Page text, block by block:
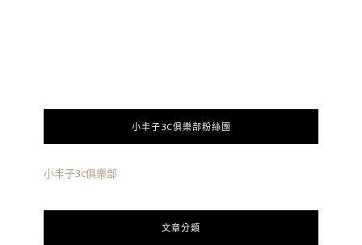
小丰子3C俱樂部粉絲團
小丰子3c俱樂部
文章分類